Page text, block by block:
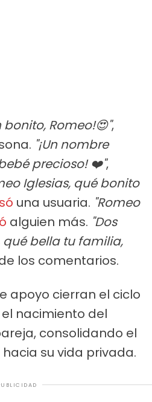
bonito, Romeo!😍",
"¡Un nombre
precioso! ❤️",
Iglesias, qué bonito
una usuaria. "Romeo
alguien más. "Dos
qué bella tu familia,
los comentarios.
apoyo cierran el ciclo
nacimiento del
consolidando el
su vida privada.